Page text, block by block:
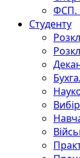
ФСП.
Студенту